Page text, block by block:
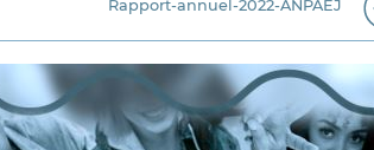
Rapport-annuel-2022-ANPAEJ